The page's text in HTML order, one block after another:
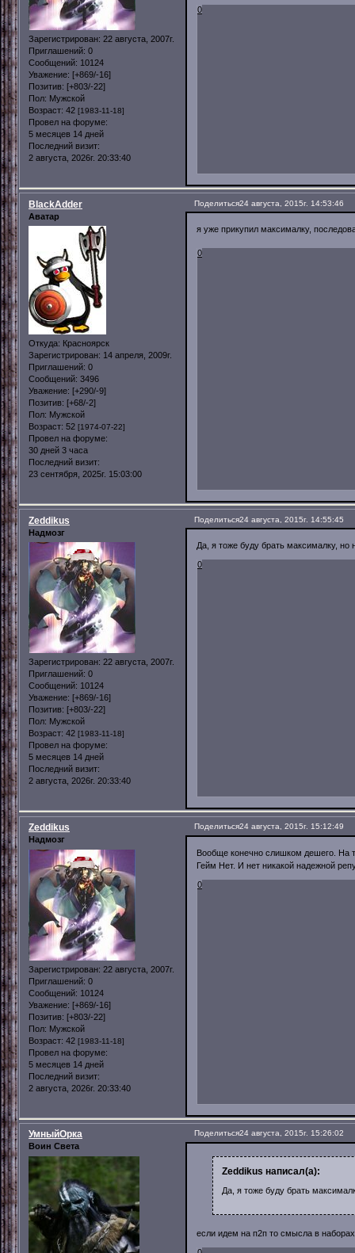
Зарегистрирован: 22 августа, 2007г.
Приглашений: 0
Сообщений: 10124
Уважение: [+869/-16]
Позитив: [+803/-22]
Пол: Мужской
Возраст: 42 [1983-11-18]
Провел на форуме:
5 месяцев 14 дней
Последний визит:
2 августа, 2026г. 20:33:40
0
Поделиться24 августа, 2015г. 14:53:46
BlackAdder
Аватар
Откуда: Красноярск
Зарегистрирован: 14 апреля, 2009г.
Приглашений: 0
Сообщений: 3496
Уважение: [+290/-9]
Позитив: [+68/-2]
Пол: Мужской
Возраст: 52 [1974-07-22]
Провел на форуме:
30 дней 3 часа
Последний визит:
23 сентября, 2025г. 15:03:00
я уже прикупил максималку,
0
Поделиться24 августа, 2015г. 14:55:45
Zeddikus
Надмозг
Зарегистрирован: 22 августа, 2007г.
Приглашений: 0
Сообщений: 10124
Уважение: [+869/-16]
Позитив: [+803/-22]
Пол: Мужской
Возраст: 42 [1983-11-18]
Провел на форуме:
5 месяцев 14 дней
Последний визит:
2 августа, 2026г. 20:33:40
Да, я тоже буду брать максималку, но
0
Поделиться24 августа, 2015г. 15:12:49
Zeddikus
Надмозг
Зарегистрирован: 22 августа, 2007г.
Приглашений: 0
Сообщений: 10124
Уважение: [+869/-16]
Позитив: [+803/-22]
Пол: Мужской
Возраст: 42 [1983-11-18]
Провел на форуме:
5 месяцев 14 дней
Последний визит:
2 августа, 2026г. 20:33:40
Вообще конечно слишком дешего. На
Гейм Нет. И нет никакой надежной
0
Поделиться24 августа, 2015г. 15:26:02
УмныйОрка
Воин Света
Zeddikus написал(а):
Да, я тоже буду брать
если идем на п2п то смысла в